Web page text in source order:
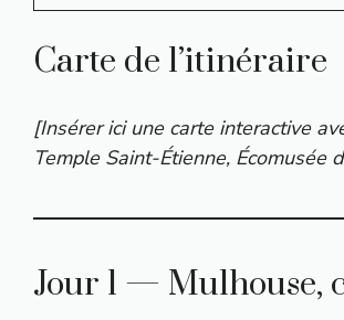
Carte de l’itinéraire
[Insérer ici une carte interactive
Temple Saint-Étienne, Écomusée
Jour 1 — Mulhouse,